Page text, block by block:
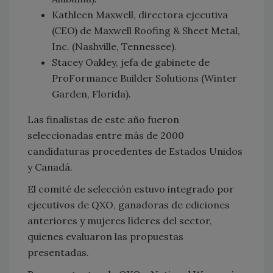
Kathleen Maxwell, directora ejecutiva
(CEO) de Maxwell Roofing & Sheet Metal,
Inc. (Nashville, Tennessee).
Stacey Oakley, jefa de gabinete de
ProFormance Builder Solutions (Winter
Garden, Florida).
Las finalistas de este año fueron
seleccionadas entre más de 2000
candidaturas procedentes de Estados Unidos
y Canadá.
El comité de selección estuvo integrado por
ejecutivos de QXO, ganadoras de ediciones
anteriores y mujeres líderes del sector,
quienes evaluaron las propuestas
presentadas.